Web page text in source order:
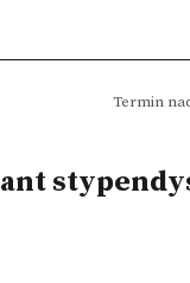
Termin